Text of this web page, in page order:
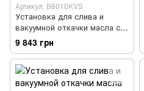
Артикул: B8010KVS
Установка для слива и
вакуумной откачки масла с
мерной колбой (80л.) G.I.
KRAFT B8010KVS
9 843 грн